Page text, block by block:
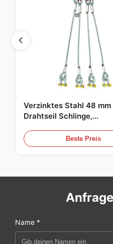
Verzinktes Stahl 48 mm
Drahtseil Schlinge,
Beste Preis
Name *